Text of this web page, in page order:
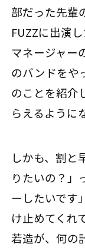
部だった先輩
FUZZに出演
マネージャー
のバンドをや
のことを紹介
らえるように
しかも、割と
りたいの？」
ーしたいです
け止めてくれ
若造が、何の